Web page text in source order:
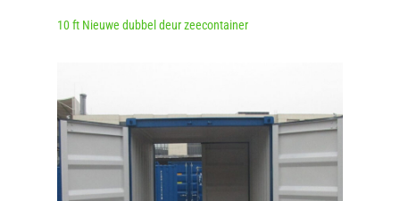
10 ft Nieuwe dubbel deur zeecontainer